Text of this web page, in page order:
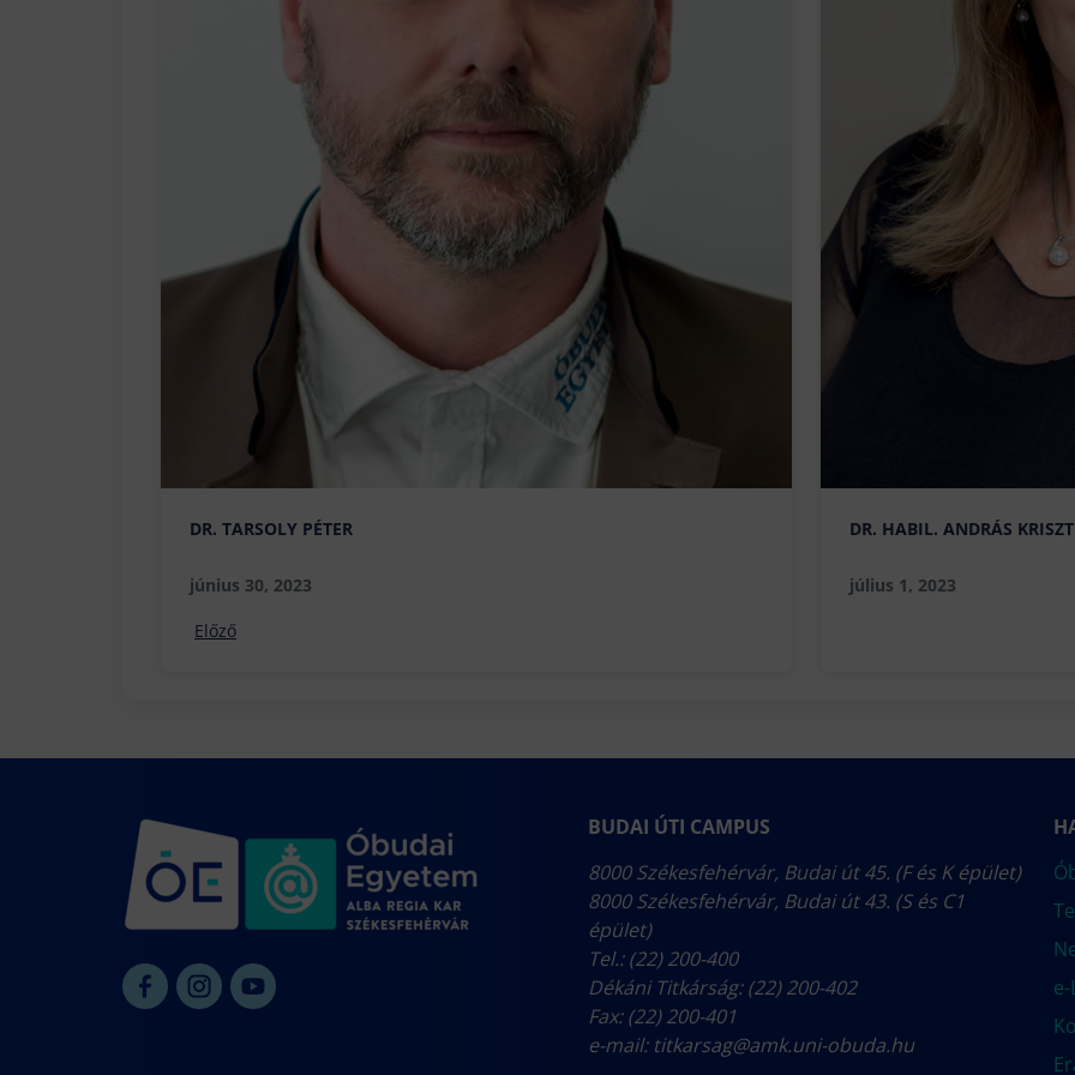
DR. TARSOLY PÉTER
június 30, 2023
Előző
DR. HABIL. ANDRÁS
július 1, 2023
BUDAI ÚTI CAMPUS
8000 Székesfehérvár, Budai út 45. (F és K épület)
8000 Székesfehérvár, Budai út 43. (S és C1
épület)
Tel.: (22) 200-400
Dékáni Titkárság: (22) 200-402
Fax: (22) 200-401
e-mail: titkarsag@amk.uni-obuda.hu